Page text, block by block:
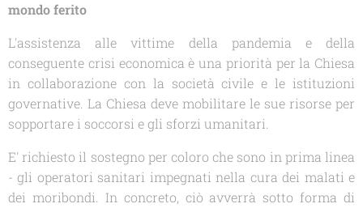
mondo ferito
L'assistenza alle vittime della pandemia e della
conseguente crisi economica è una priorità per la Chiesa
in collaborazione con la società civile e le istituzioni
governative. La Chiesa deve mobilitare le sue risorse per
sopportare i soccorsi e gli sforzi umanitari.
E' richiesto il sostegno per coloro che sono in prima linea
- gli operatori sanitari impegnati nella cura dei malati e
dei moribondi. In concreto, ciò avverrà sotto forma di